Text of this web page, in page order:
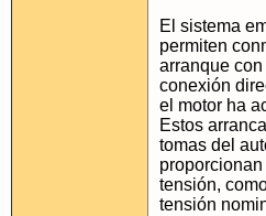
El sistema
permiten
arranque
conexión
el motor ha
Estos
tomas del
tensión,
tensión